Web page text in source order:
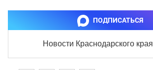
ПОДПИСАТЬСЯ
Новости Краснодарского края